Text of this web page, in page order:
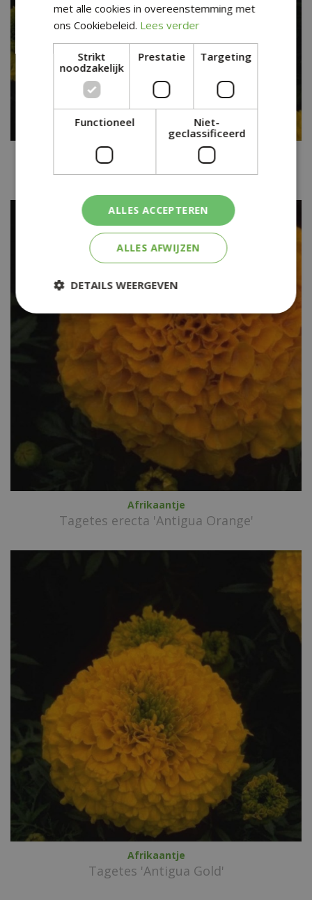
Tagetes erecta 'Antigua Yellow'
Afrikaantje
Tagetes erecta 'Antigua Orange'
Afrikaantje
Tagetes 'Antigua Gold'
met alle cookies in overeenstemming met
ons Cookiebeleid. Lees verder
Strikt
noodzakelijk
Prestatie Targeting
Functioneel
Niet-
geclassificeerd
ALLES ACCEPTEREN
ALLES AFWIJZEN
DETAILS WEERGEVEN